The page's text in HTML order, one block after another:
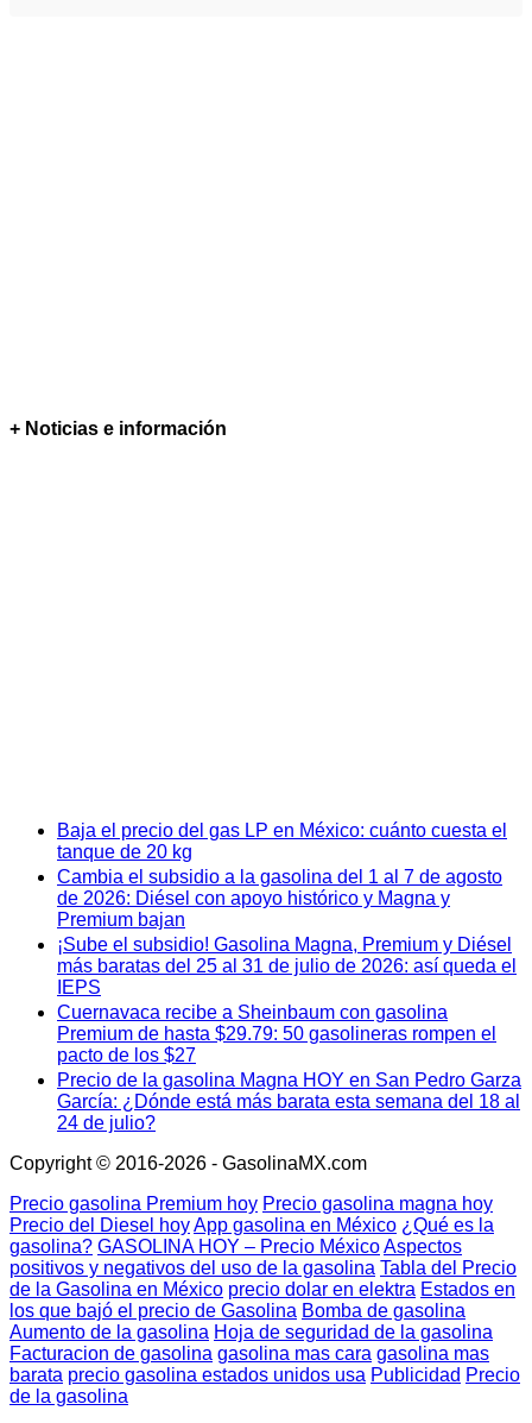
+ Noticias e información
Baja el precio del gas LP en México: cuánto cuesta el
tanque de 20 kg
Cambia el subsidio a la gasolina del 1 al 7 de agosto
de 2026: Diésel con apoyo histórico y Magna y
Premium bajan
¡Sube el subsidio! Gasolina Magna, Premium y Diésel
más baratas del 25 al 31 de julio de 2026: así queda el
IEPS
Cuernavaca recibe a Sheinbaum con gasolina
Premium de hasta $29.79: 50 gasolineras rompen el
pacto de los $27
Precio de la gasolina Magna HOY en San Pedro Garza
García: ¿Dónde está más barata esta semana del 18 al
24 de julio?
Copyright © 2016-2026 - GasolinaMX.com
Precio gasolina Premium hoy Precio gasolina magna hoy
Precio del Diesel hoyApp gasolina en México ¿Qué es la
gasolina? GASOLINA HOY – Precio MéxicoAspectos
positivos y negativos del uso de la gasolina Tabla del Precio
de la Gasolina en México precio dolar en elektra Estados en
los que bajó el precio de Gasolina Bomba de gasolina
Aumento de la gasolina Hoja de seguridad de la gasolina
Facturacion de gasolina gasolina mas cara gasolina mas
barata precio gasolina estados unidos usa Publicidad Precio
de la gasolina